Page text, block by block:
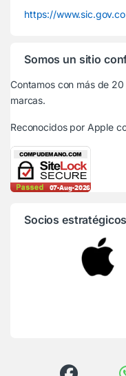
https://www.sic.gov.co
Somos un sitio
Contamos con más de
marcas.
Reconocidos por Apple
Socios